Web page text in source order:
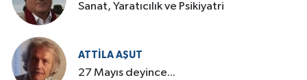
Sanat, Yaratıcılık ve Psikiyatri
ATTILA AŞUT
27 Mayıs deyince...